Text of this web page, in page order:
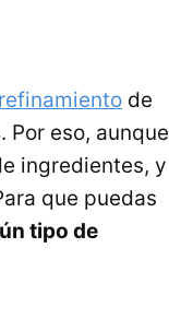
refinamiento de
eso, aunque
ingredientes, y
que puedas
tipo de